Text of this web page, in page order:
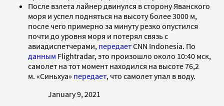
После взлета лайнер двинулся в сторону Яванского
моря и успел подняться на высоту более 3000 м,
после чего примерно за минуту резко опустился
почти до уровня моря и потерял связь с
авиадиспетчерами, передаетCNN Indonesia. По
данным Flightradar, это произошло около 10:40 мск,
самолет на тот момент находился на высоте 76,2
м. «Синьхуа» передает, что самолет упал в воду.
January 9, 2021